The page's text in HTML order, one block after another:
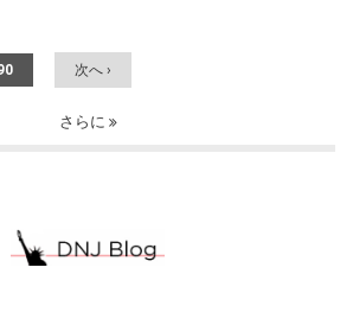
次へ ›
さらに